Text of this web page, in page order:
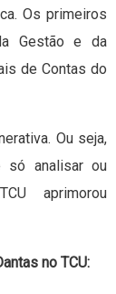
Os primeiros
Gestão e da
de Contas do
Ou seja,
só analisar ou
aprimorou
no TCU: